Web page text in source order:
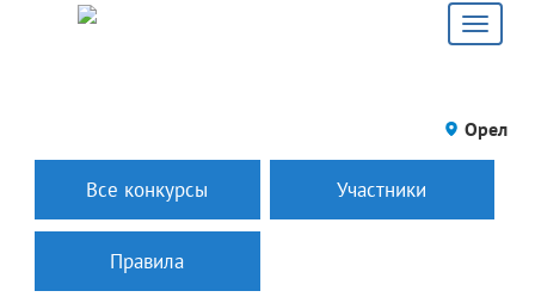
Toggle
Орел
Все конкурсы Участники
Правила